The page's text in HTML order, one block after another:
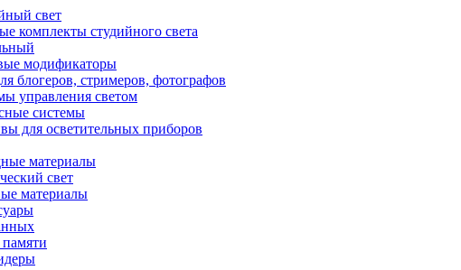
свет
комплекты студийного света
модификаторы
блогеров, стримеров, фотографов
управления светом
системы
для осветительных приборов
материалы
свет
материалы